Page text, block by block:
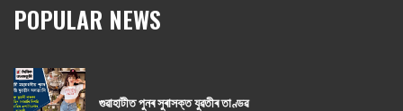
POPULAR NEWS
গুৱাহাটীত পুনৰ সুৰাসক্ত যুৱতীৰ তাণ্ডৱ